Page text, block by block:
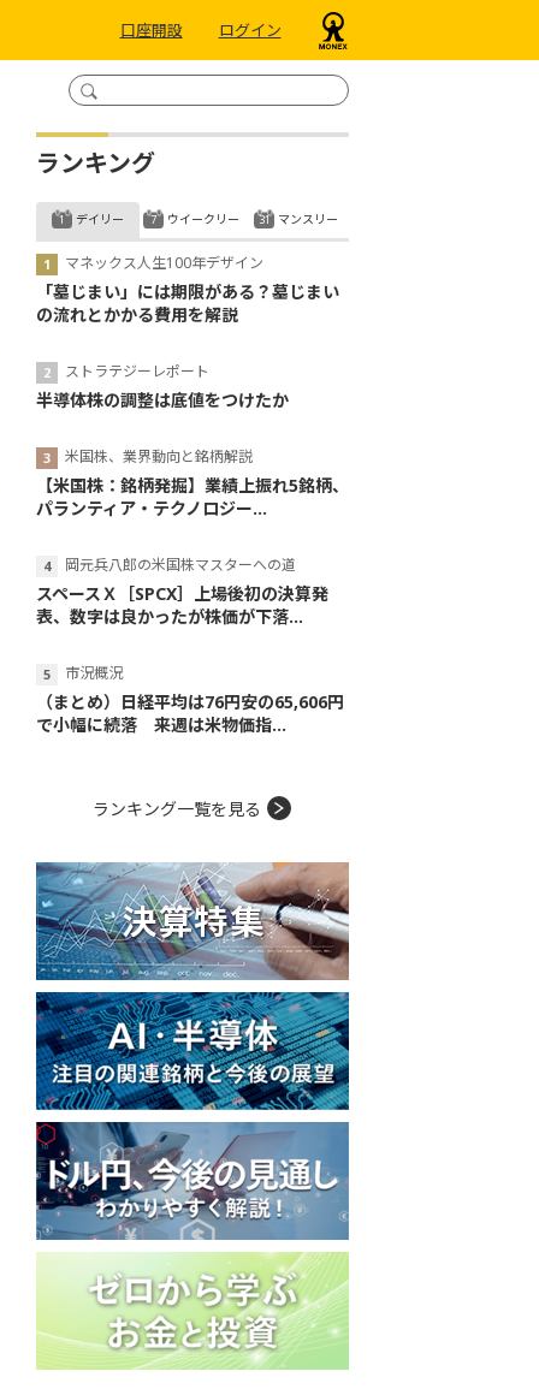
口座開設 ログイン
ランキング
デイリー
マネックス人生100年デザイン
「墓じまい」には期限がある？墓じまい
の流れとかかる費用を解説
ストラテジーレポート
半導体株の調整は底値をつけたか
米国株、業界動向と銘柄解説
【米国株：銘柄発掘】業績上振れ5銘柄、
パランティア・テクノロジー...
岡元兵八郎の米国株マスターへの道
スペースＸ［SPCX］上場後初の決算発
表、数字は良かったが株価が下落...
市況概況
（まとめ）日経平均は76円安の65,606円
で小幅に続落 来週は米物価指...
ウイークリー マンスリー
ランキング一覧を見る